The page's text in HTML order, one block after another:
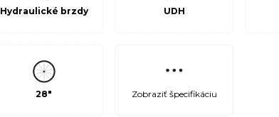
Hydraulické brzdy UDH
28" Zobraziť špecifikáciu